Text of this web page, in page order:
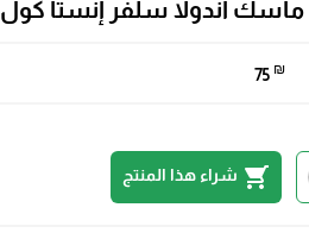
ماسك اندولا سلفر إنستا كول
75 ₪
shopping_cart شراء هذا المنتج